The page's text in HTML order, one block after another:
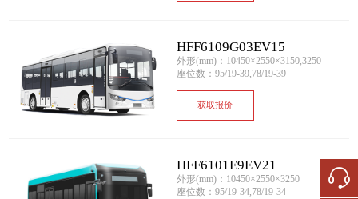
HFF6109G03EV15
外形(mm)：10450×2550×3150,3250
座位数：95/19-39,78/19-39
获取报价
HFF6101E9EV21
外形(mm)：10450×2550×3250
座位数：95/19-34,78/19-34